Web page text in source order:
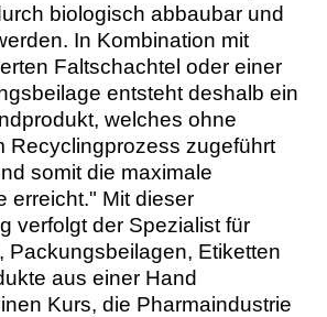
biologisch abbaubar und
In Kombination mit
Faltschachtel oder einer
entsteht deshalb ein
welches ohne
Recyclingprozess zugeführt
somit die maximale
erreicht." Mit dieser
verfolgt der Spezialist für
Packungsbeilagen, Etiketten
aus einer Hand
Kurs, die Pharmaindustrie